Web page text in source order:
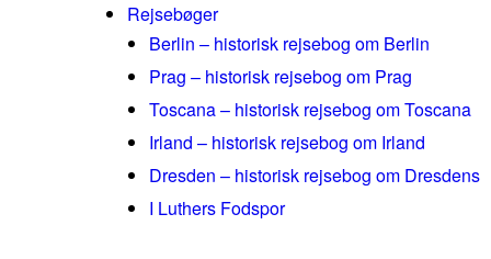
Rejsebøger
Berlin – historisk rejsebog om Berlin
Prag – historisk rejsebog om Prag
Toscana – historisk rejsebog om Toscana
Irland – historisk rejsebog om Irland
Dresden – historisk rejsebog om Dresdens
I Luthers Fodspor